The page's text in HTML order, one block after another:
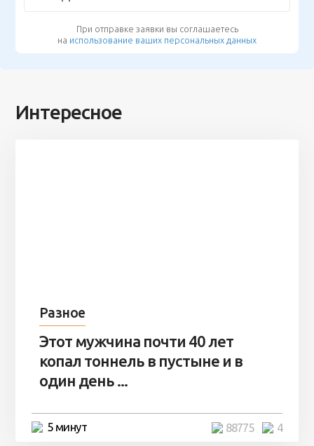
При отправке заявки вы соглашаетесь
на использование ваших персональных данных
Интересное
Разное
Этот мужчина почти 40 лет
копал тоннель в пустыне и в
один день ...
5 минут 4
88775